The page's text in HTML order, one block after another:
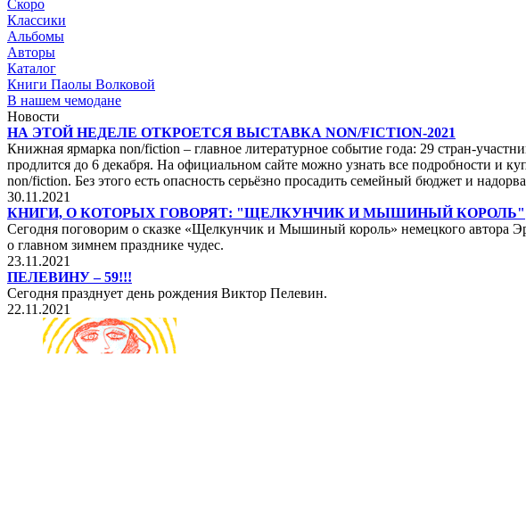
Скоро
Классики
Альбомы
Авторы
Каталог
Книги Паолы Волковой
В нашем чемодане
Новости
НА ЭТОЙ НЕДЕЛЕ ОТКРОЕТСЯ ВЫСТАВКА NON/FICTION-2021
Книжная ярмарка non/fiction – главное литературное событие года: 29 стран-
продлится до 6 декабря. На официальном сайте можно узнать все подробности и
non/fiction. Без этого есть опасность серьёзно просадить семейный бюджет и
30.11.2021
КНИГИ, О КОТОРЫХ ГОВОРЯТ: "ЩЕЛКУНЧИК И МЫШИНЫЙ КОРОЛЬ"
Сегодня поговорим о сказке «Щелкунчик и Мышиный король» немецкого автора
о главном зимнем празднике чудес.
23.11.2021
ПЕЛЕВИНУ – 59!!!
Сегодня празднует день рождения Виктор Пелевин.
22.11.2021